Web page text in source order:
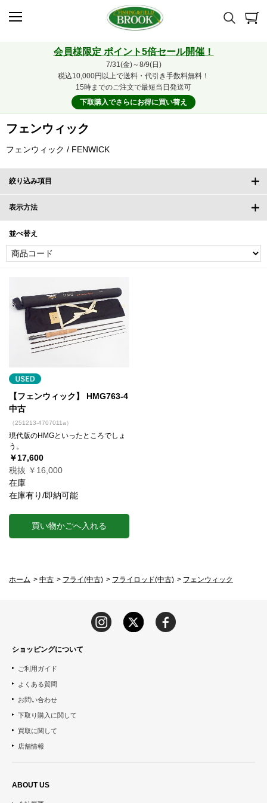
会員様限定 ポイント5倍セール開催！
7/31(金)～8/9(日)
税込10,000円以上で送料・代引き手数料無料！
15時までのご注文で最短当日発送可
下取購入でさらにお得に買い替え
フェンウィック
フェンウィック / FENWICK
絞り込み項目
表示方法
並べ替え
【フェンウィック】 HMG763-4
中古
（251213-4707011a）
現代版のHMGといったところでしょ
う。
￥17,600
税抜 ￥16,000
在庫
在庫有り/即納可能
買い物かごへ入れる
ホーム > 中古 > フライ(中古) > フライロッド(中古) > フェンウィック
ショッピングについて
ご利用ガイド
よくある質問
お問い合わせ
下取り購入に関して
買取に関して
店舗情報
ABOUT US